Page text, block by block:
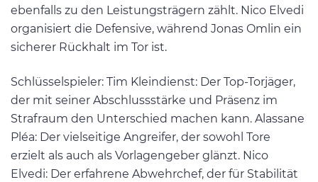
ebenfalls zu den Leistungsträgern zählt. Nico Elvedi
organisiert die Defensive, während Jonas Omlin ein
sicherer Rückhalt im Tor ist.
Schlüsselspieler: Tim Kleindienst: Der Top-Torjäger,
der mit seiner Abschlussstärke und Präsenz im
Strafraum den Unterschied machen kann. Alassane
Pléa: Der vielseitige Angreifer, der sowohl Tore
erzielt als auch als Vorlagengeber glänzt. Nico
Elvedi: Der erfahrene Abwehrchef, der für Stabilität